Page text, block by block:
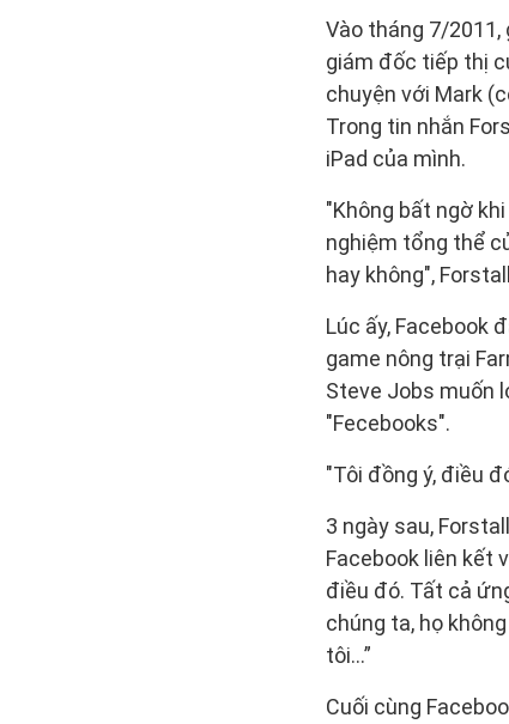
Vào tháng 7/
giám đốc tiếp thị
chuyện với Mark
Trong tin nhắn
iPad của mình.
"Không bất ngờ
nghiệm tổng thể
hay không",
Lúc ấy, Facebook
game nông trại
Steve Jobs muốn
"Fecebooks".
"Tôi đồng ý, điều
3 ngày sau,
Facebook liên kết
điều đó. Tất cả
chúng ta, họ
tôi…”
Cuối cùng